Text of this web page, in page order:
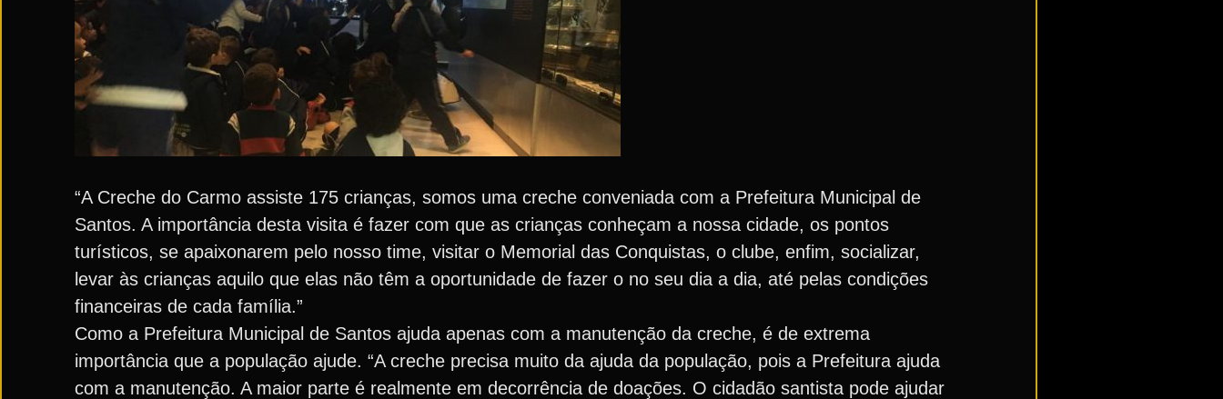
“A Creche do Carmo assiste 175 crianças, somos uma creche conveniada com a Prefeitura Municipal de
Santos. A importância desta visita é fazer com que as crianças conheçam a nossa cidade, os pontos
turísticos, se apaixonarem pelo nosso time, visitar o Memorial das Conquistas, o clube, enfim, socializar,
levar às crianças aquilo que elas não têm a oportunidade de fazer o no seu dia a dia, até pelas condições
financeiras de cada família.”
Como a Prefeitura Municipal de Santos ajuda apenas com a manutenção da creche, é de extrema
importância que a população ajude. “A creche precisa muito da ajuda da população, pois a Prefeitura ajuda
com a manutenção. A maior parte é realmente em decorrência de doações. O cidadão santista pode ajudar